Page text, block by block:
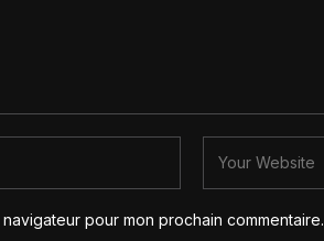
pour mon prochain commentaire.